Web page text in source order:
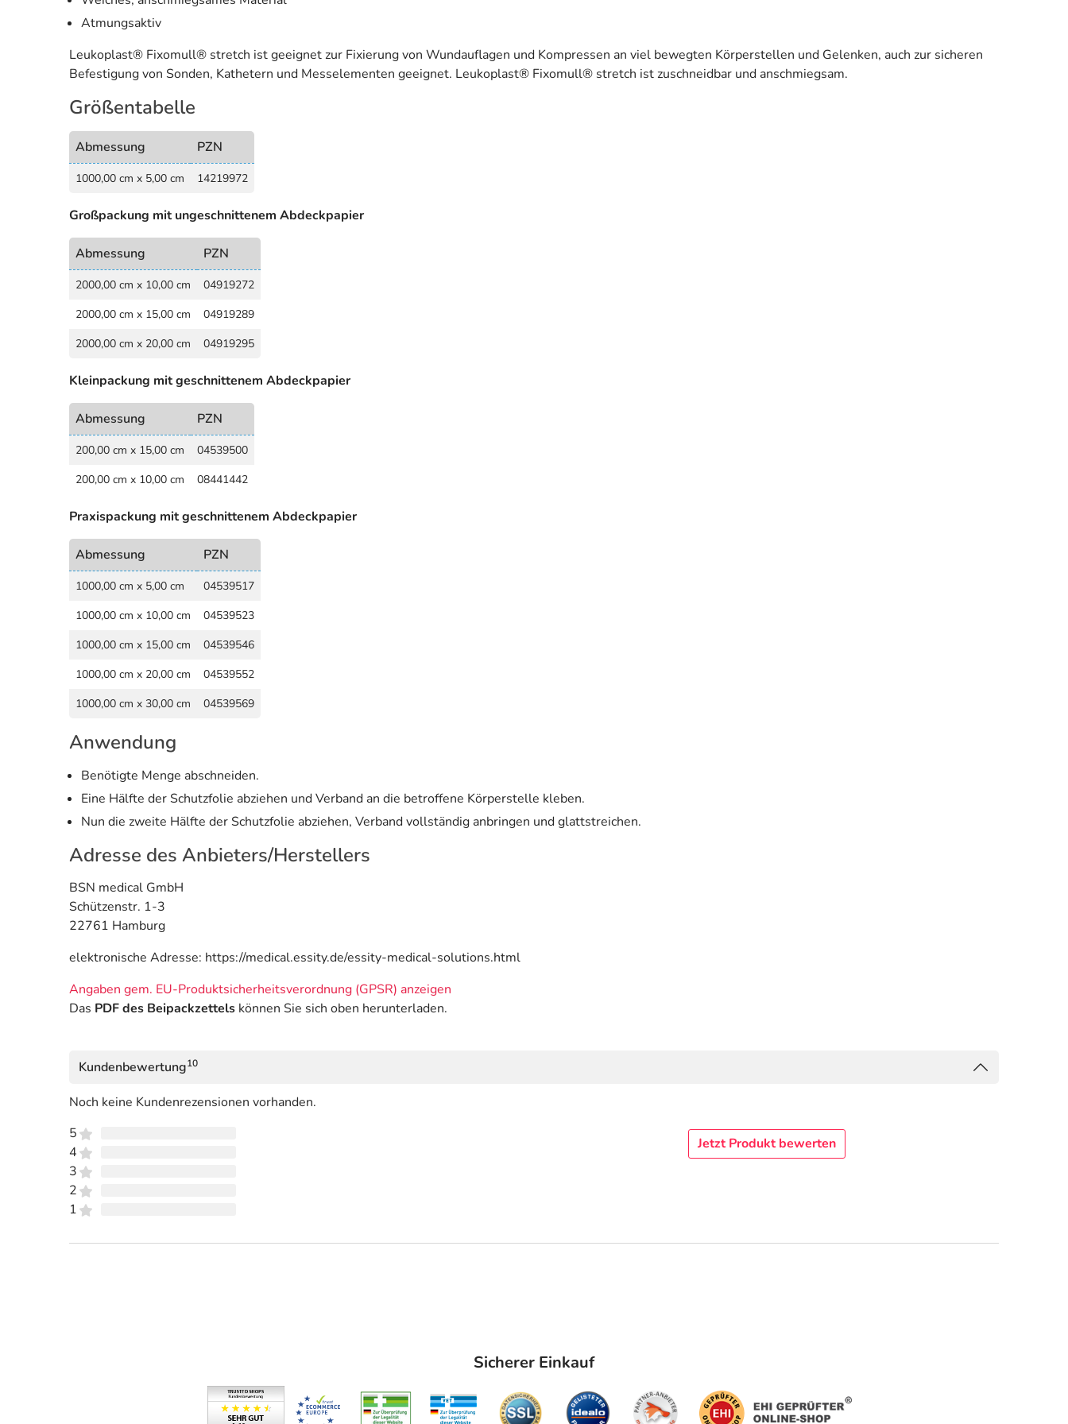
Atmungsaktiv
Leukoplast® Fixomull® stretch ist geeignet zur Fixierung von Wundauflagen und Kompressen an viel bewegten Körperstellen und Gelenken, auch zur sicheren
Befestigung von Sonden, Kathetern und Messelementen geeignet. Leukoplast® Fixomull® stretch ist zuschneidbar und anschmiegsam.
Größentabelle
Abmessung PZN
1000,00 cm x 5,00 cm 14219972
Großpackung mit ungeschnittenem Abdeckpapier
Abmessung PZN
2000,00 cm x 10,00 cm
04919272
2000,00 cm x 15,00 cm
04919289
2000,00 cm x 20,00 cm
04919295
Kleinpackung mit geschnittenem Abdeckpapier
Abmessung PZN
200,00 cm x 15,00 cm
04539500
200,00 cm x 10,00 cm
08441442
Praxispackung mit geschnittenem Abdeckpapier
Abmessung PZN
1000,00 cm x 5,00 cm
04539517
1000,00 cm x 10,00 cm
04539523
1000,00 cm x 15,00 cm
04539546
1000,00 cm x 20,00 cm
04539552
1000,00 cm x 30,00 cm
04539569
Anwendung
Benötigte Menge abschneiden.
Eine Hälfte der Schutzfolie abziehen und Verband an die betroffene Körperstelle kleben.
Nun die zweite Hälfte der Schutzfolie abziehen, Verband vollständig anbringen und glattstreichen.
Adresse des Anbieters/Herstellers
BSN medical GmbH
Schützenstr. 1-3
22761 Hamburg
elektronische Adresse: https://medical.essity.de/essity-medical-solutions.html
Angaben gem. EU-Produktsicherheitsverordnung (GPSR) anzeigen
Das PDF des Beipackzettels können Sie sich oben herunterladen.
Kundenbewertung10
Noch keine Kundenrezensionen vorhanden.
5
4
3
2
1
Jetzt Produkt bewerten
Sicherer Einkauf